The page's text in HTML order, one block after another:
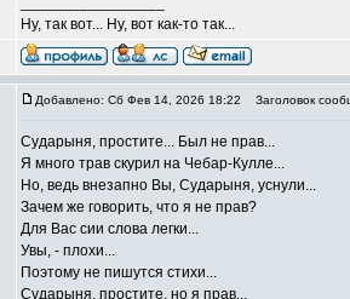
Ну, так вот... Ну, вот как-то так...
Добавлено: Сб Фев 14, 2026 18:22 Заголовок
Сударыня, простите... Был не прав...
Я много трав скурил на Чебар-Кулле...
Но, ведь внезапно Вы, Сударыня, уснули...
Зачем же говорить, что я не прав?
Для Вас сии слова легки...
Увы, - плохи...
Поэтому не пишутся стихи...
Сударыня, простите, но я прав...